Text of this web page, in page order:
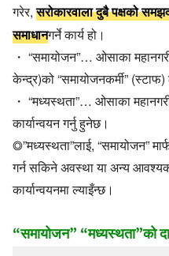
गरेर,सरोकारवाला दुबै पक्षको
समाधानगर्ने कार्य हो।
・ “समायोजन”… ओसाका
केन्द्र)को “समायोजनकर्मी” (स्टाफ)
・ “मध्यस्थता”… ओसाका
कार्यान्वयन गर्नु हुनेछ।
◎”मध्यस्थता”लाई, “समायोजन”
गर्न सकिने अवस्था या अन्य
कार्यान्वयनमा ल्याइँन्छ।
“समायोजन” “मध्यस्थता”को